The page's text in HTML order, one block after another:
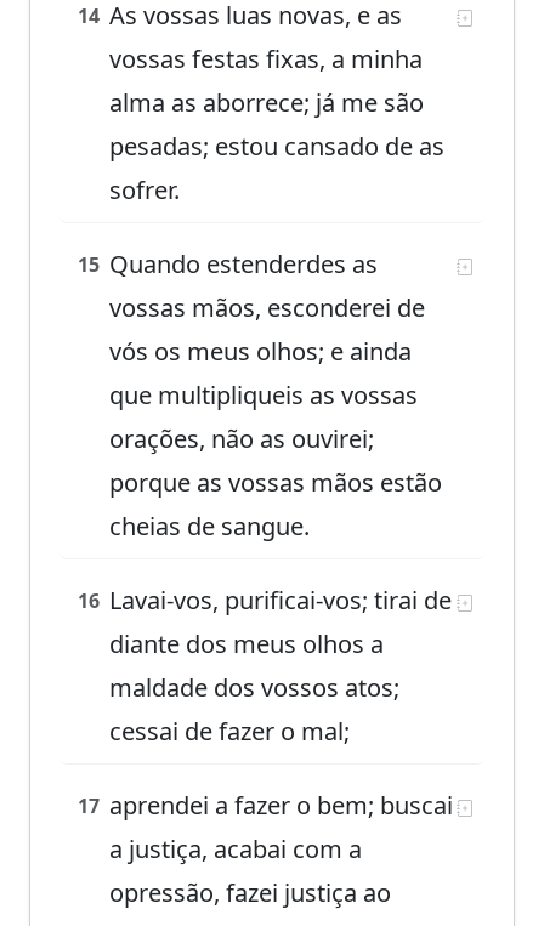
14 As vossas luas novas, e as
vossas festas fixas, a minha
alma as aborrece; já me são
pesadas; estou cansado de as
sofrer.
15 Quando estenderdes as
vossas mãos, esconderei de
vós os meus olhos; e ainda
que multipliqueis as vossas
orações, não as ouvirei;
porque as vossas mãos estão
cheias de sangue.
16 Lavai-vos, purificai-vos; tirai de
diante dos meus olhos a
maldade dos vossos atos;
cessai de fazer o mal;
17 aprendei a fazer o bem; buscai
a justiça, acabai com a
opressão, fazei justiça ao